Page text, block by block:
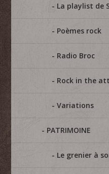
La playlist de
Poèmes rock
Radio Broc
Rock in the
Variations
PATRIMOINE
Le grenier à